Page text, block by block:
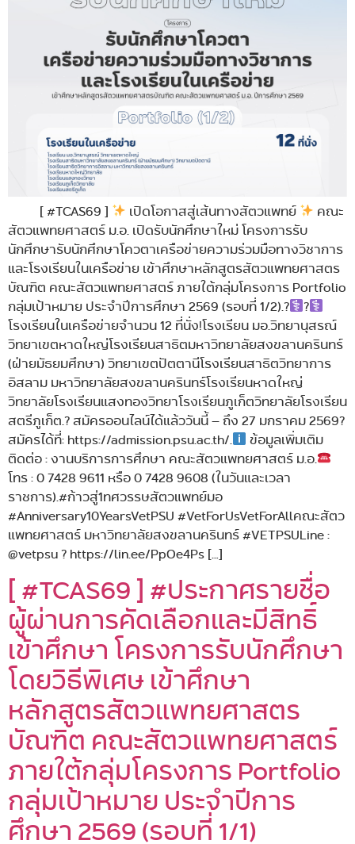
[ #TCAS69 ] เปิดโอกาสสู่เส้นทางสัตวแพทย์
คณะ
สัตวแพทยศาสตร์ ม.อ. เปิดรับนักศึกษาใหม่ โครงการรับ
นักศึกษารับนักศึกษาโควตาเครือข่ายความร่วมมือทางวิชาการ
และโรงเรียนในเครือข่าย เข้าศึกษาหลักสูตรสัตวแพทยศาสตร
บัณฑิต คณะสัตวแพทยศาสตร์ ภายใต้กลุ่มโครงการ Portfolio
กลุ่มเป้าหมาย ประจำปีการศึกษา 2569 (รอบที่ 1/2).?
?
โรงเรียนในเครือข่ายจำนวน 12 ที่นั่ง!โรงเรียน มอ.วิทยานุสรณ์
วิทยาเขตหาดใหญ่โรงเรียนสาธิตมหาวิทยาลัยสงขลานครินทร์
(ฝ่ายมัธยมศึกษา) วิทยาเขตปัตตานีโรงเรียนสาธิตวิทยาการ
อิสลาม มหาวิทยาลัยสงขลานครินทร์โรงเรียนหาดใหญ่
วิทยาลัยโรงเรียนแสงทองวิทยาโรงเรียนภูเก็ตวิทยาลัยโรงเรียน
สตรีภูเก็ต.? สมัครออนไลน์ได้แล้ววันนี้ – ถึง 27 มกราคม 2569?
สมัครได้ที่: https://admission.psu.ac.th/.
ข้อมูลเพิ่มเติม
ติดต่อ : งานบริการการศึกษา คณะสัตวแพทยศาสตร์ ม.อ.
โทร : 0 7428 9611 หรือ 0 7428 9608 (ในวันและเวลา
ราชการ).#ก้าวสู่1ทศวรรษสัตวแพทย์มอ
#Anniversary10YearsVetPSU #VetForUsVetForAllคณะสัตว
แพทยศาสตร์ มหาวิทยาลัยสงขลานครินทร์ #VETPSULine :
@vetpsu ? https://lin.ee/PpOe4Ps […]
[ #TCAS69 ] #ประกาศรายชื่อ
ผู้ผ่านการคัดเลือกและมีสิทธิ์
เข้าศึกษา โครงการรับนักศึกษา
โดยวิธีพิเศษ เข้าศึกษา
หลักสูตรสัตวแพทยศาสตร
บัณฑิต คณะสัตวแพทยศาสตร์
ภายใต้กลุ่มโครงการ Portfolio
กลุ่มเป้าหมาย ประจำปีการ
ศึกษา 2569 (รอบที่ 1/1)